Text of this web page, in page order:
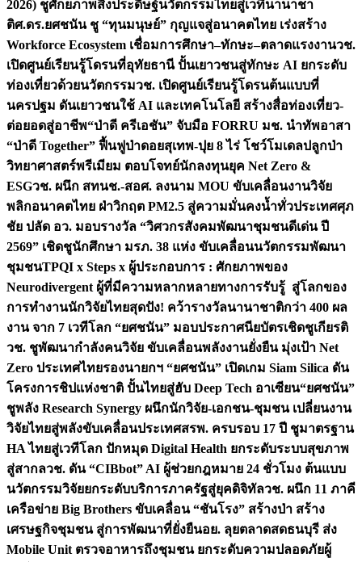
2026) ชูศักยภาพสิ่งประดิษฐ์นวัตกรรมไทยสู่เวทีนานาชา
ติศ.ดร.ยศชนัน ชู “ทุนมนุษย์” กุญแจสู่อนาคตไทย เร่งสร้าง
Workforce Ecosystem เชื่อมการศึกษา–ทักษะ–ตลาดแรงงานวช.
เปิดศูนย์เรียนรู้โดรนที่อุทัยธานี ปั้นเยาวชนสู่ทักษะ AI ยกระดับ
ท่องเที่ยวด้วยนวัตกรรมวช. เปิดศูนย์เรียนรู้โดรนต้นแบบที่
นครปฐม ดันเยาวชนใช้ AI และเทคโนโลยี สร้างสื่อท่องเที่ยว-
ต่อยอดสู่อาชีพ“ป่าดี ครีเอชัน” จับมือ FORRU มช. นำทัพอาสา
“ป่าดี Together” ฟื้นฟูป่าดอยสุเทพ-ปุย 8 ไร่ โชว์โมเดลปลูกป่า
วิทยาศาสตร์พรีเมียม ตอบโจทย์นักลงทุนยุค Net Zero &
ESGวช. ผนึก สทนช.-สอศ. ลงนาม MOU ขับเคลื่อนงานวิจัย
พลิกอนาคตไทย ฝ่าวิกฤต PM2.5 สู่ความมั่นคงน้ำทั่วประเทศศุภ
ชัย ปลัด อว. มอบรางวัล “วิศวกรสังคมพัฒนาชุมชนดีเด่น ปี
2569” เชิดชูนักศึกษา มรภ. 38 แห่ง ขับเคลื่อนนวัตกรรมพัฒนา
ชุมชนTPQI x Steps x ผู้ประกอบการ : ศักยภาพของ
Neurodivergent ผู้ที่มีความหลากหลายทางการรับรู้ สู่โลกของ
การทำงานนักวิจัยไทยสุดปัง! คว้ารางวัลนานาชาติกว่า 400 ผล
งาน จาก 7 เวทีโลก “ยศชนัน” มอบประกาศนียบัตรเชิดชูเกียรติ
วช. ชูพัฒนากำลังคนวิจัย ขับเคลื่อนพลังงานยั่งยืน มุ่งเป้า Net
Zero ประเทศไทยรองนายกฯ “ยศชนัน” เปิดเกม Siam Silica ดัน
โครงการชิปแห่งชาติ ปั้นไทยสู่ฮับ Deep Tech อาเซียน“ยศชนัน”
ชูพลัง Research Synergy ผนึกนักวิจัย-เอกชน-ชุมชน เปลี่ยนงาน
วิจัยไทยสู่พลังขับเคลื่อนประเทศสรพ. ครบรอบ 17 ปี ชูมาตรฐาน
HA ไทยสู่เวทีโลก ปักหมุด Digital Health ยกระดับระบบสุขภาพ
สู่สากลวช. ดัน “CIBbot” AI ผู้ช่วยกฎหมาย 24 ชั่วโมง ต้นแบบ
นวัตกรรมวิจัยยกระดับบริการภาครัฐสู่ยุคดิจิทัลวช. ผนึก 11 ภาคี
เครือข่าย Big Brothers ขับเคลื่อน “ชันโรง” สร้างป่า สร้าง
เศรษฐกิจชุมชน สู่การพัฒนาที่ยั่งยืนอย. ลุยตลาดสดธนบุรี ส่ง
Mobile Unit ตรวจอาหารถึงชุมชน ยกระดับความปลอดภัยผู้